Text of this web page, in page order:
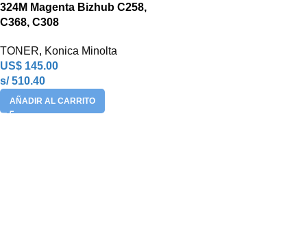
324M Magenta Bizhub C258,
C368, C308
TONER, Konica Minolta
US$ 145.00
s/ 510.40
AÑADIR AL CARRITO